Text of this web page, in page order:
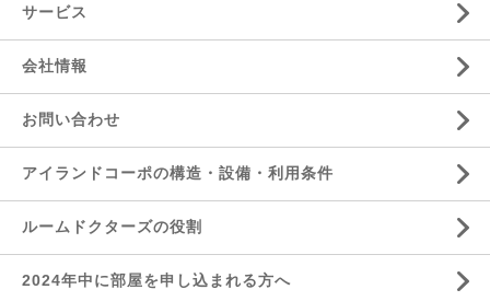
サービス
会社情報
お問い合わせ
アイランドコーポの構造・設備・利用条件
ルームドクターズの役割
2024年中に部屋を申し込まれる方へ